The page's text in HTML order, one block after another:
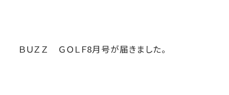
ＢＵＺＺ ＧＯＬＦ8月号が届きました。